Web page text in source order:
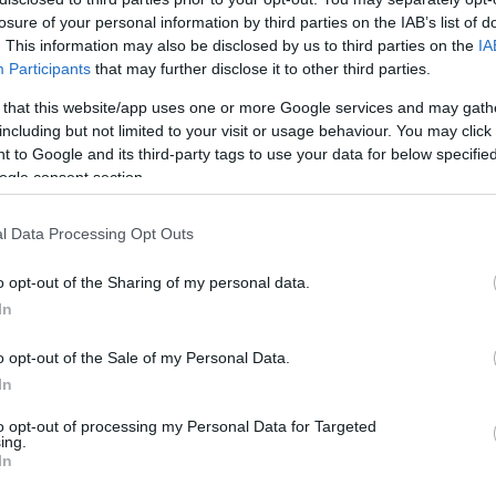
of your personal information by third parties on the IAB’s list of
This information may also be disclosed by us to third parties on the
Participants that may further disclose it to other third parties.
that this website/app uses one or more Google services and may
but not limited to your visit or usage behaviour. You may
to Google and its third-party tags to use your data for below
consent section.
Data Processing Opt Outs
opt-out of the Sharing of my personal data.
opt-out of the Sale of my Personal Data.
opt-out of processing my Personal Data for Targeted
a temesvári színház a nézőit. A Koltai M. Gábor
női sorsot, négy női generáció életét
más, mint egy szelet közép-európai történelem;
és kifakuló álmok, keretbe törések,
Az előadásban, mint egy görög
nemzedékre sorsát egy sajátos női vérvonal. A
13-án látható
drámája, az
A humorban és váratlan fordulatokban
útját követhetjük nyomon, amint egyfajta
menteni magát és mindazt, ami neki
- teszik fel kérdést az alkotók. Az